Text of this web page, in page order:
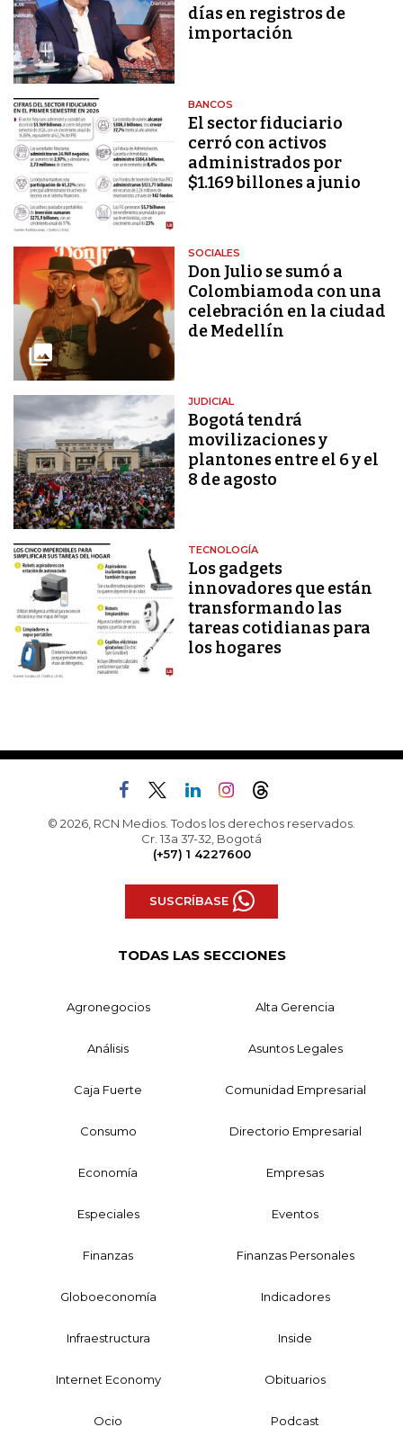
días en registros de
importación
BANCOS
El sector fiduciario
cerró con activos
administrados por
$1.169 billones a junio
SOCIALES
Don Julio se sumó a
Colombiamoda con una
celebración en la ciudad
de Medellín
JUDICIAL
Bogotá tendrá
movilizaciones y
plantones entre el 6 y el
8 de agosto
TECNOLOGÍA
Los gadgets
innovadores que están
transformando las
tareas cotidianas para
los hogares
© 2026, RCN Medios. Todos los derechos reservados.
Cr. 13a 37-32, Bogotá
(+57) 1 4227600
SUSCRÍBASE
TODAS LAS SECCIONES
Agronegocios Alta Gerencia
Análisis Asuntos Legales
Caja Fuerte Comunidad Empresarial
Consumo Directorio Empresarial
Economía Empresas
Especiales Eventos
Finanzas Finanzas Personales
Globoeconomía Indicadores
Infraestructura Inside
Internet Economy Obituarios
Ocio Podcast